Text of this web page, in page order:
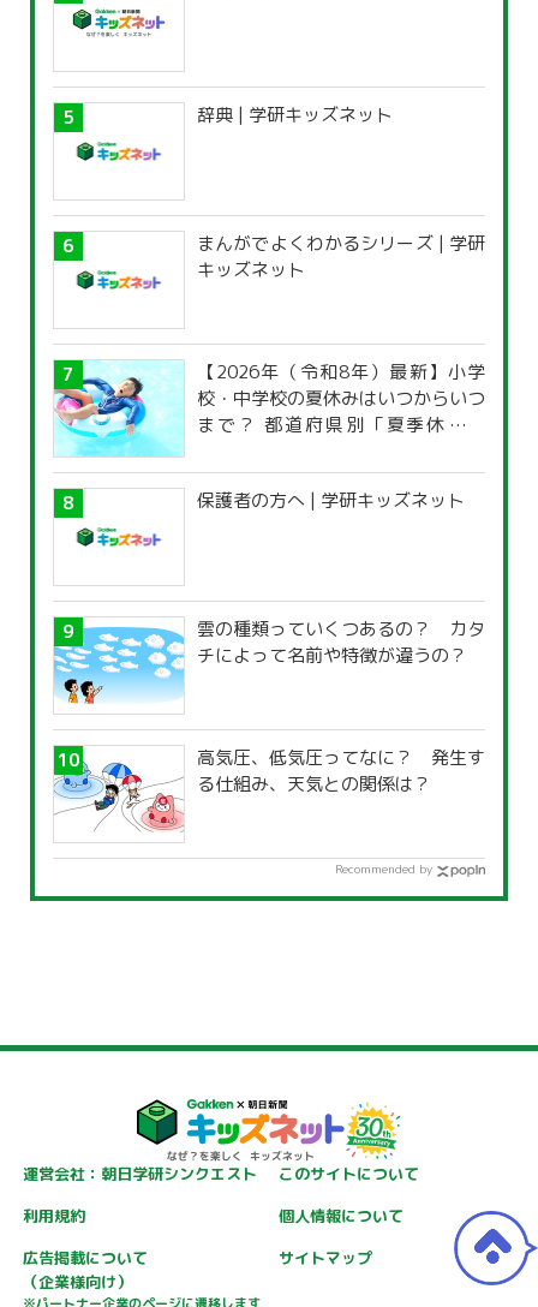
辞典 | 学研キッズネット
まんがでよくわかるシリーズ | 学研
キッズネット
【2026年（令和8年）最新】小学
校・中学校の夏休みはいつからいつ
まで？ 都道府県別「夏季休暇一
保護者の方へ | 学研キッズネット
雲の種類っていくつあるの？ カタ
チによって名前や特徴が違うの？
高気圧、低気圧ってなに？ 発生す
る仕組み、天気との関係は？
Recommended by
運営会社：朝日学研シンクエスト
このサイトについて
利用規約
個人情報について
広告掲載について
（企業様向け）
サイトマップ